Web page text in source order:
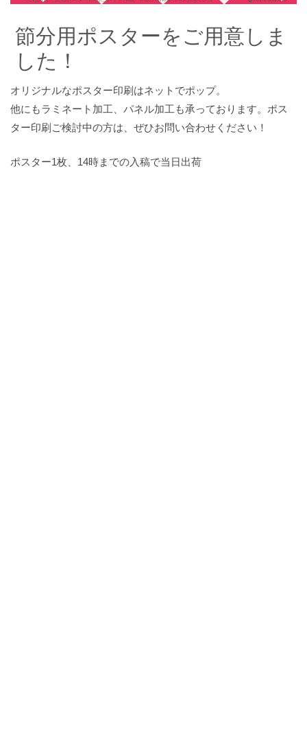
節分用ポスターをご用意しま
した！
オリジナルなポスター印刷はネットでポップ。
他にもラミネート加工、パネル加工も承っております。ポス
ター印刷ご検討中の方は、ぜひお問い合わせください！
ポスター1枚、14時までの入稿で当日出荷